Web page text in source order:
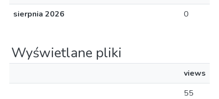
sierpnia 2026
0
Wyświetlane pliki
views
55